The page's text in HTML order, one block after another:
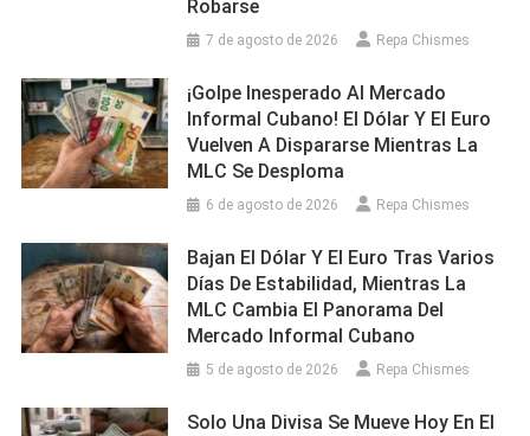
Robarse
7 de agosto de 2026 Repa Chismes
¡Golpe Inesperado Al Mercado
Informal Cubano! El Dólar Y El Euro
Vuelven A Dispararse Mientras La
MLC Se Desploma
6 de agosto de 2026 Repa Chismes
Bajan El Dólar Y El Euro Tras Varios
Días De Estabilidad, Mientras La
MLC Cambia El Panorama Del
Mercado Informal Cubano
5 de agosto de 2026 Repa Chismes
Solo Una Divisa Se Mueve Hoy En El